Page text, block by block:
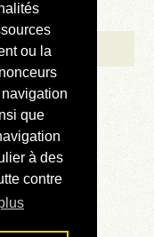
ou la
que
à des
contre